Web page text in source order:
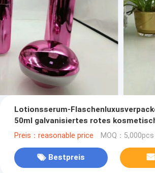
Lotionsserum-
50ml galvanisiertes rotes
Preis：reasonable price MOQ：
Bestpreis